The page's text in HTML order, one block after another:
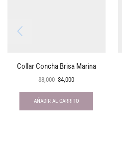
Collar Concha Brisa Marina
$8,000 $4,000
AÑADIR AL CARRITO